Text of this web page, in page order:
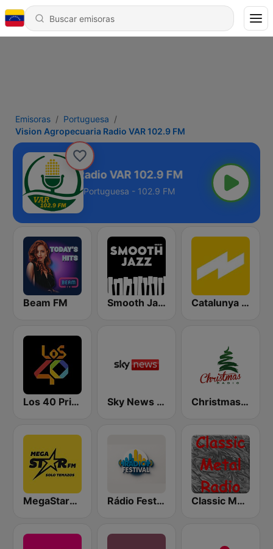
Emisoras
Portuguesa
Vision Agropecuaria Radio VAR 102.9 FM
Radio VAR 102.9 FM
Portuguesa - 102.9 FM
Beam FM Smooth Jazz - Groov Catalunya Ràdio
Los 40 Principales Sky News Radio Christmas Radio
MegaStarFM Rádio Festival Classic Metal Radio